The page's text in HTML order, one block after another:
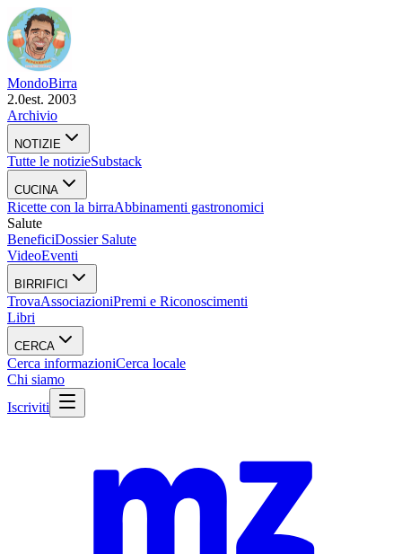
MondoBirra
2.0est. 2003
Archivio
NOTIZIE
Tutte le notizieSubstack
CUCINA
Ricette con la birraAbbinamenti gastronomici
Salute
BeneficiDossier Salute
VideoEventi
BIRRIFICI
TrovaAssociazioniPremi e Riconoscimenti
Libri
CERCA
Cerca informazioniCerca locale
Chi siamo
Iscriviti